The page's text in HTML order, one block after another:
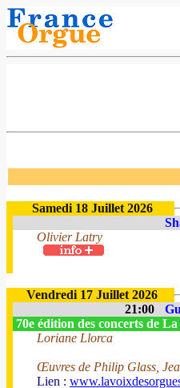
Samedi 18 Juillet 2026
Olivier Latry
Vendredi 17 Juillet 2026
21:00
70e édition des concerts de
Loriane Llorca
Œuvres de Philip Glass,
Lien :